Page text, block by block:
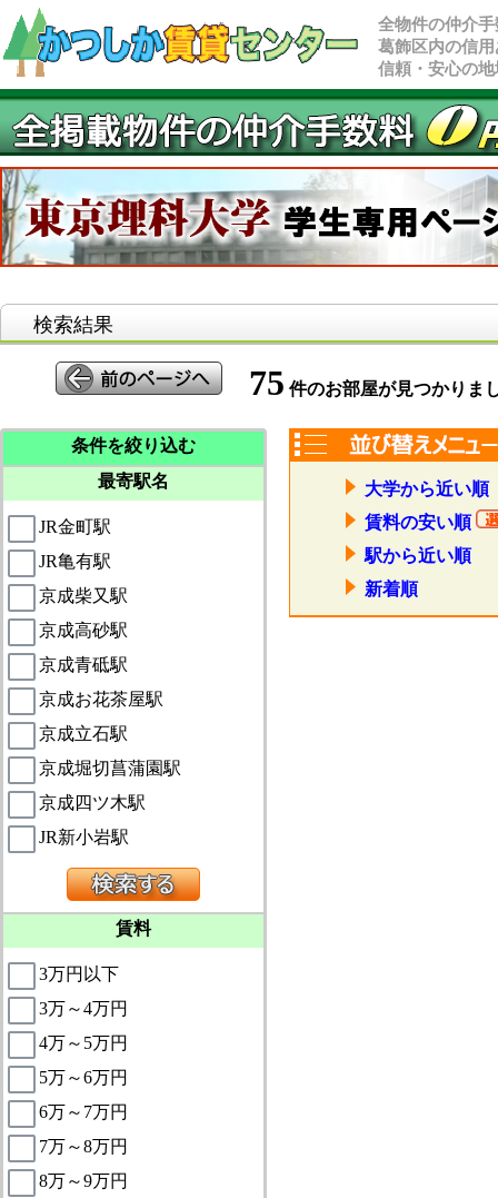
全物件の仲介
葛飾区内の信
信頼・安心の
検索結果
75 件のお部屋が見つかりま
条件を絞り込む
最寄駅名
JR金町駅
JR亀有駅
京成柴又駅
京成高砂駅
京成青砥駅
京成お花茶屋駅
京成立石駅
京成堀切菖蒲園駅
京成四ツ木駅
JR新小岩駅
賃料
3万円以下
3万～4万円
4万～5万円
5万～6万円
6万～7万円
7万～8万円
8万～9万円
大学から近い順
賃料の安い順
駅から近い順
新着順